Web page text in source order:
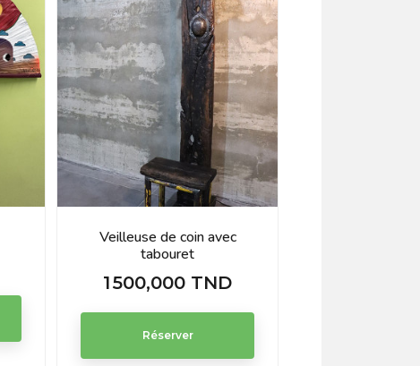
Veilleuse de coin avec
tabouret
Prix
1 500,000 TND
Réserver